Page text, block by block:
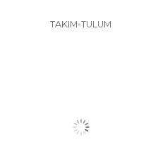
TAKIM-TULUM